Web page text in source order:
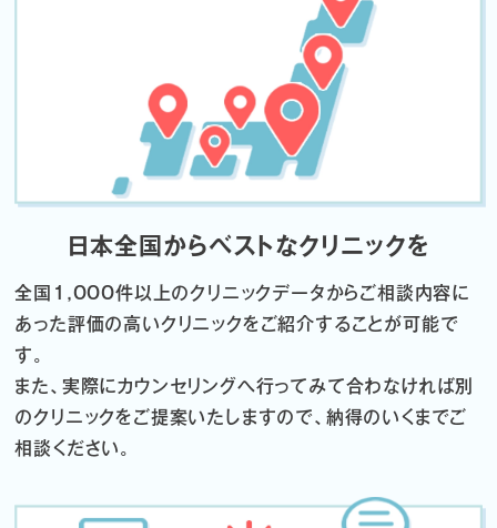
日本全国からベストなクリニックを
全国1,000件以上のクリニックデータからご相談内容に
あった評価の高いクリニックをご紹介することが可能で
す。
また、実際にカウンセリングへ行ってみて合わなければ別
のクリニックをご提案いたしますので、納得のいくまでご
相談ください。